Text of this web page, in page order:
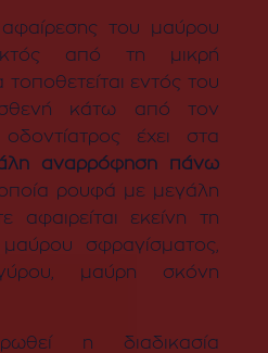
του μαύρου
από τη μικρή
τοποθετείται εντός του
κάτω από τον
έχει στα
αναρρόφηση πάνω
ρουφά με μεγάλη
αφαιρείται εκείνη τη
σφραγίσματος,
μαύρη σκόνη
η διαδικασία